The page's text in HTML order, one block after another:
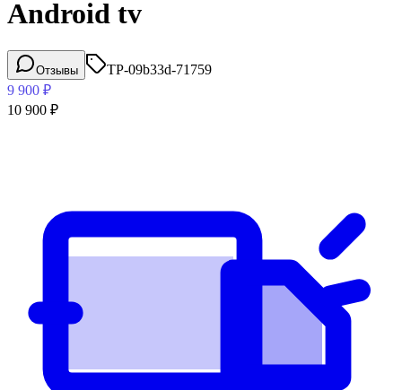
Android tv
Отзывы
TP-09b33d-71759
9 900 ₽
10 900 ₽